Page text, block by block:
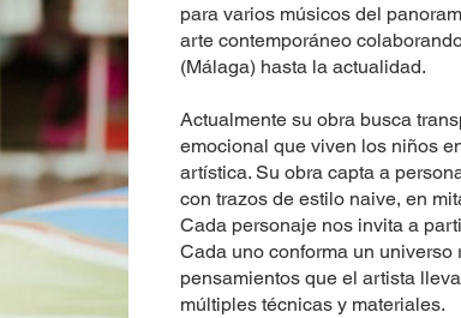
para varios músicos del
arte contemporáneo
(Málaga) hasta la actualidad.
Actualmente su obra busca
emocional que viven los niños
artística. Su obra capta a
con trazos de estilo naive, en
Cada personaje nos invita a
Cada uno conforma un universo
pensamientos que el artista
múltiples técnicas y materiales.